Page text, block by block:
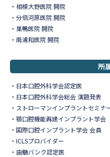
相模大野医院 開院
分倍河原医院 開院
巣鴨医院 開院
南浦和医院 開院
所
日本口腔外科学会認定医
日本口腔外科学会総会 演題発表
ストローマンインプラントセミナ
顎口腔機能再建インプラント学会
国際口腔インプラント学会 会員
ICLSプロバイダー
歯髄バンク認定医